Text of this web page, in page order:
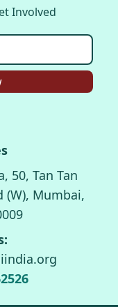
Involved
50, Tan Tan
(W), Mumbai,